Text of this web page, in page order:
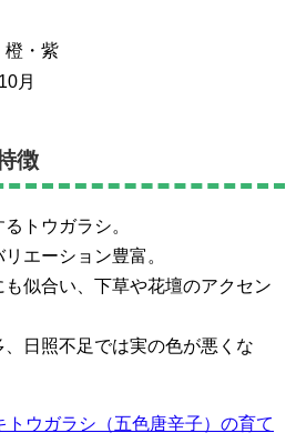
橙・紫
月
徴
トウガラシ。
エーション豊富。
似合い、下草や花壇のアクセン
日照不足では実の色が悪くな
トウガラシ（五色唐辛子）の育て